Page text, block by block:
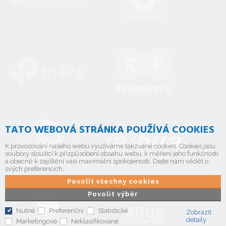
TATO WEBOVÁ STRÁNKA POUŽÍVÁ COOKIES
K provozování našeho webu využíváme takzvané cookies. Cookies jsou
soubory sloužící k přizpůsobení obsahu webu, k měření jeho funkčnosti
a obecně k zajištění vaší maximální spokojenosti. Dejte nám vědět o
svých preferencích.
Povolit výběr
Povolit všechny cookies
Nutné Preferenční
Statistické
Marketingové
Neklasifikované
Zobrazit
detaily